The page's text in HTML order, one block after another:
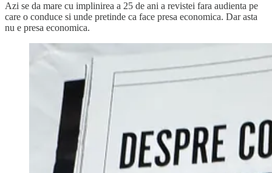
Azi se da mare cu implinirea a 25 de ani a revistei fara audienta pe
care o conduce si unde pretinde ca face presa economica. Dar asta
nu e presa economica.